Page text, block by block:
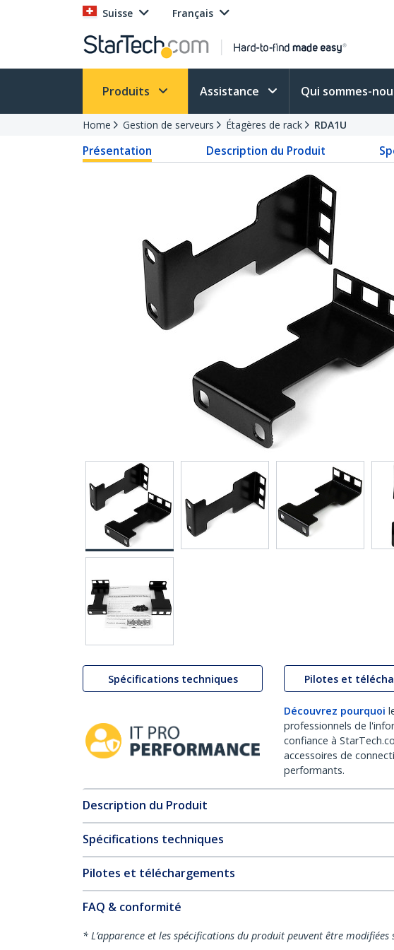
Suisse Français
Produits Assistance Qui sommes-
Home Gestion de serveurs Étagères de rack RDA1U
Présentation Description du Produit
Spécifications techniques Pilotes et
Découvrez pourquoi
professionnels de
confiance à
accessoires de
performants.
Description du Produit
Spécifications techniques
Pilotes et téléchargements
FAQ & conformité
* L’apparence et les spécifications du produit peuvent être modifiées